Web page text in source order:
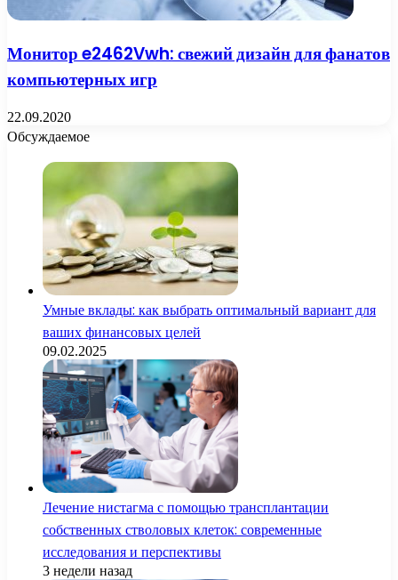
Монитор e2462Vwh: свежий дизайн для фанатов
компьютерных игр
22.09.2020
Обсуждаемое
Умные вклады: как выбрать оптимальный вариант для
ваших финансовых целей
09.02.2025
Лечение нистагма с помощью трансплантации
собственных стволовых клеток: современные
исследования и перспективы
3 недели назад